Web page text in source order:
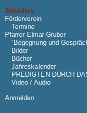
Aktuelles
Förderverein
Termine
Pfarrer Elmar Gruber
“Begegnung und
Bilder
Bücher
Jahreskalender
PREDIGTEN DURCH
Video / Audio
Anmelden